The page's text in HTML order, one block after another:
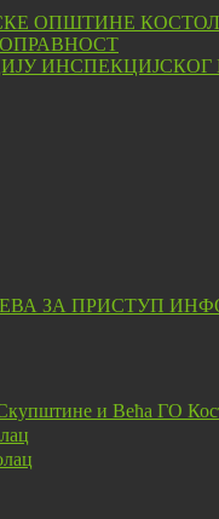
ОПШТИНЕ
ИНСПЕКЦИЈСКОГ
ЗА ПРИСТУП
и Већа ГО